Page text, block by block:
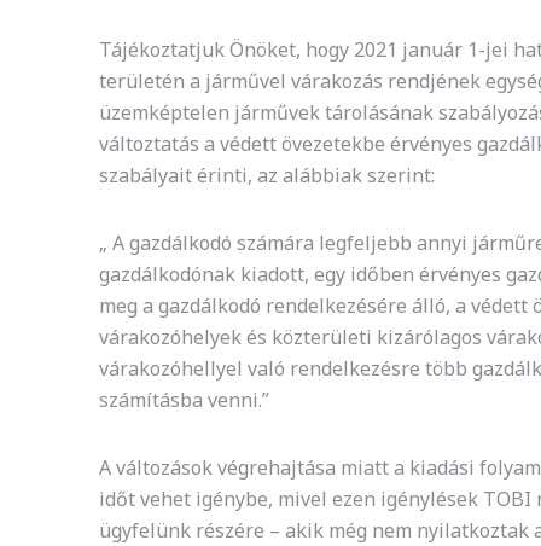
Tájékoztatjuk Önöket, hogy 2021 január 1-jei
területén a járművel várakozás rendjének
üzemképtelen járművek tárolásának
változtatás a védett övezetekbe érvényes
szabályait érinti, az alábbiak szerint:
„ A gazdálkodó számára legfeljebb annyi
gazdálkodónak kiadott, egy időben érvényes
meg a gazdálkodó rendelkezésére álló, a
várakozóhelyek és közterületi kizárólagos
várakozóhellyel való rendelkezésre több
számításba venni.”
A változások végrehajtása miatt a kiadási
időt vehet igénybe, mivel ezen igénylések
ügyfelünk részére – akik még nem nyilatkoztak